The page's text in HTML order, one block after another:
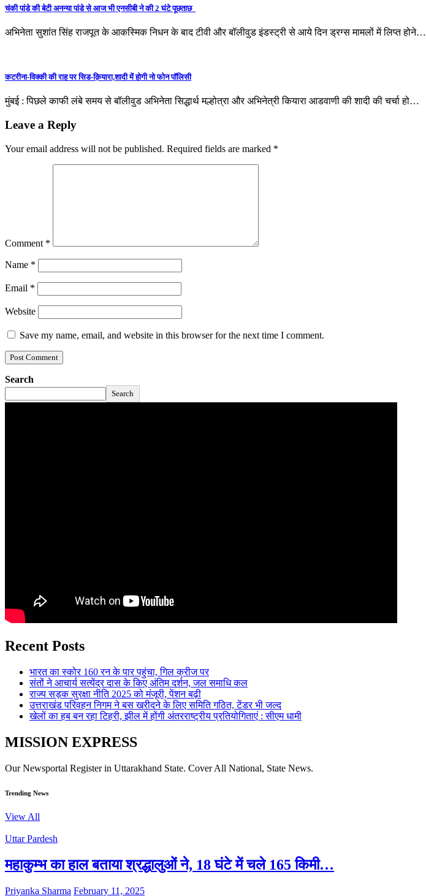
चंकी पांडे की बेटी अनन्या पांडे से आज भी एनसीबी ने की 2 घंटे पूछताछ
अभिनेता सुशांत सिंह राजपूत के आकस्मिक निधन के बाद टीवी और बॉलीवुड इंडस्ट्री से आये दिन ड्रग्स मामलों में लिप्त होने…
कटरीना-विक्की की राह पर सिड-क़ियारा,शादी में होगी नो फोन पॉलिसी
मुंबई : पिछले काफी लंबे समय से बॉलीवुड अभिनेता सिद्धार्थ मल्होत्रा और अभिनेत्री कियारा आडवाणी की शादी की चर्चा हो…
Leave a Reply
Your email address will not be published. Required fields are marked *
Comment *
Name *
Email *
Website
Save my name, email, and website in this browser for the next time I comment.
Search
Search
Recent Posts
भारत का स्कोर 160 रन के पार पहुंचा, गिल क्रीज पर
संतों ने आचार्य सत्येंद्र दास के किए अंतिम दर्शन, जल समाधि कल
राज्य सड़क सुरक्षा नीति 2025 को मंजूरी, पेंशन बढ़ी
उत्तराखंड परिवहन निगम ने बस खरीदने के लिए समिति गठित, टेंडर भी जल्द
खेलों का हब बन रहा टिहरी, झील में होंगी अंतरराष्ट्रीय प्रतियोगिताएं : सीएम धामी
MISSION EXPRESS
Our Newsportal Register in Uttarakhand State. Cover All National, State News.
Trending News
View All
Uttar Pardesh
महाकुम्भ का हाल बताया श्रद्धालुओं ने, 18 घंटे में चले 165 किमी…
Priyanka Sharma February 11, 2025